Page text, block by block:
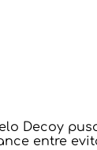
Decoy
entre